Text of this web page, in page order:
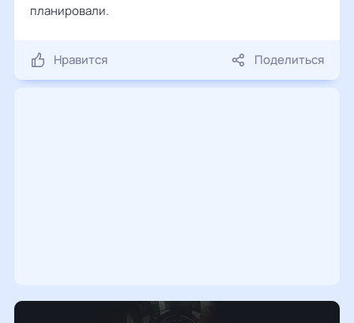
планировали.
Нравится Поделиться